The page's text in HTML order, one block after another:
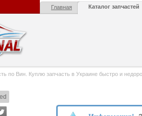
Главная Каталог запчастей
по Вин. Куплю запчасть в Украине быстро и